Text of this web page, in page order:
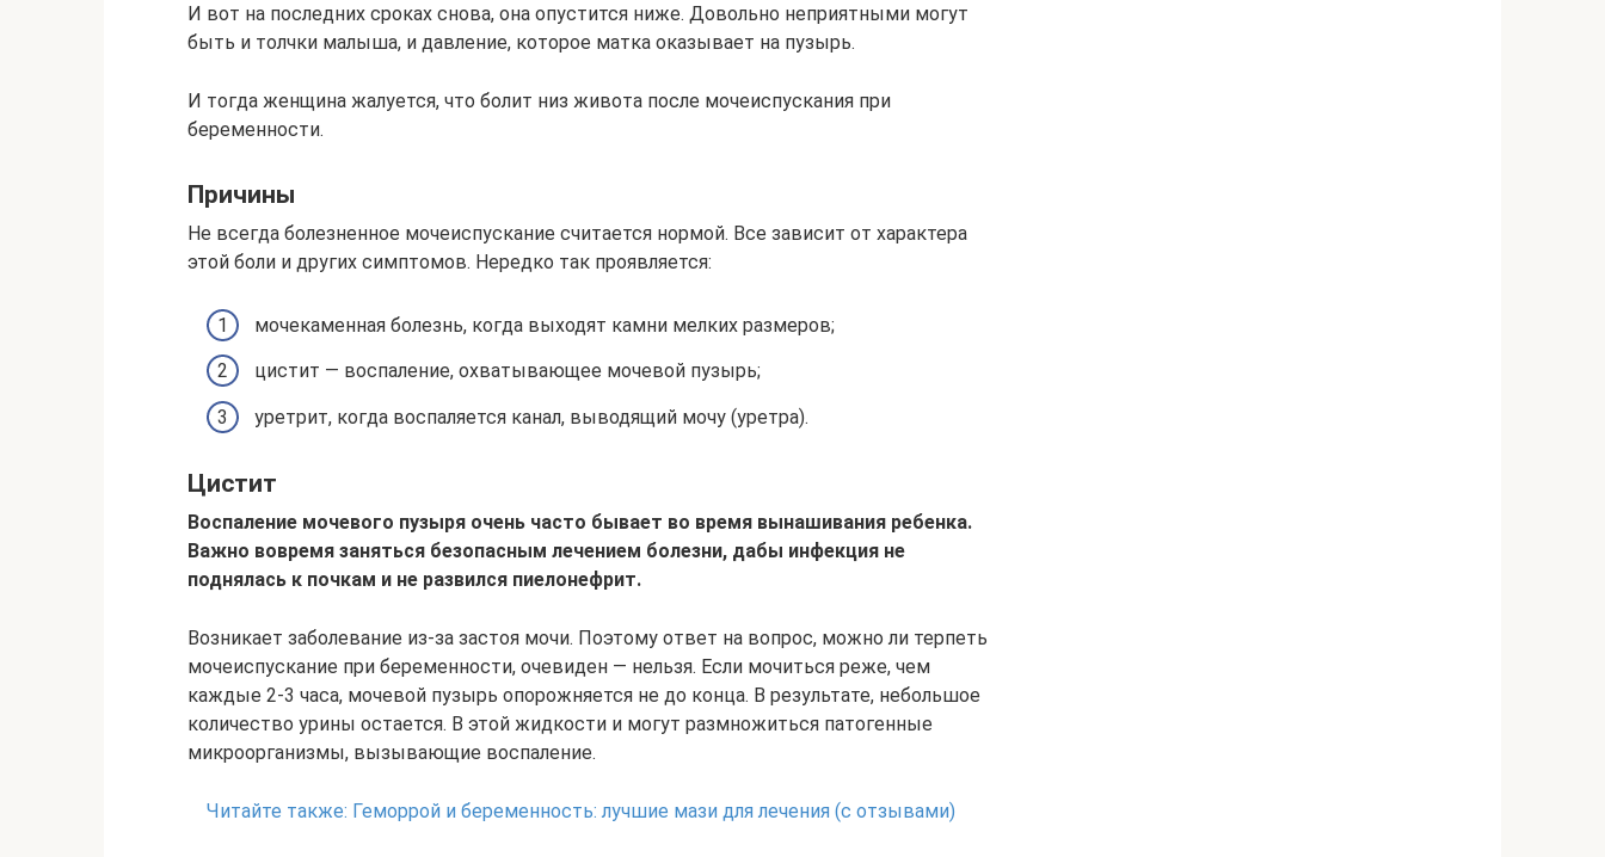
И вот на последних сроках снова, она опустится ниже. Довольно неприятными могут
быть и толчки малыша, и давление, которое матка оказывает на пузырь.
И тогда женщина жалуется, что болит низ живота после мочеиспускания при
беременности.
Причины
Не всегда болезненное мочеиспускание считается нормой. Все зависит от характера
этой боли и других симптомов. Нередко так проявляется:
мочекаменная болезнь, когда выходят камни мелких размеров;
цистит — воспаление, охватывающее мочевой пузырь;
уретрит, когда воспаляется канал, выводящий мочу (уретра).
Цистит
Воспаление мочевого пузыря очень часто бывает во время вынашивания ребенка.
Важно вовремя заняться безопасным лечением болезни, дабы инфекция не
поднялась к почкам и не развился пиелонефрит.
Возникает заболевание из-за застоя мочи. Поэтому ответ на вопрос, можно ли терпеть
мочеиспускание при беременности, очевиден — нельзя. Если мочиться реже, чем
каждые 2-3 часа, мочевой пузырь опорожняется не до конца. В результате, небольшое
количество урины остается. В этой жидкости и могут размножиться патогенные
микроорганизмы, вызывающие воспаление.
Читайте также: Геморрой и беременность: лучшие мази для лечения (с отзывами)